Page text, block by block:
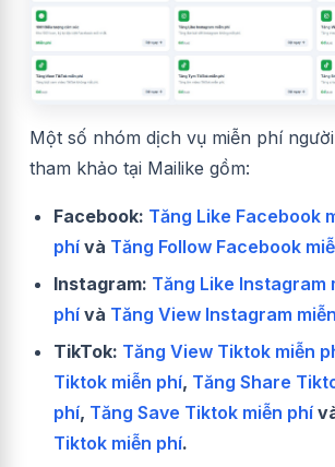
Một số nhóm dịch vụ miễn phí
tham khảo tại Mailike gồm:
Facebook: Tăng Like Facebook
phí và Tăng Follow Facebook
Instagram: Tăng Like Instagram
phí và Tăng View Instagram
TikTok: Tăng View Tiktok miễn
Tiktok miễn phí, Tăng Share
phí, Tăng Save Tiktok miễn phí
Tiktok miễn phí.